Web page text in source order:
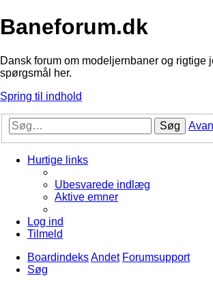
Baneforum.dk
Dansk forum om modeljernbaner og rigtige
spørgsmål her.
Spring til indhold
Søg
Hurtige links
Ubesvarede indlæg
Aktive emner
Log ind
Tilmeld
BoardindeksAndet Forumsupport
Søg